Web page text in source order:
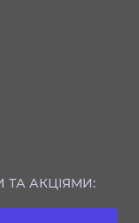
ТА АКЦІЯМИ: